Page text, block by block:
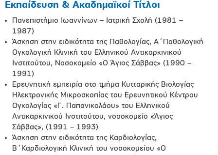
Εκπαίδευση & Ακαδημαϊκοί Τίτλοι
Πανεπιστήμιο Ιωαννίνων – Ιατρική Σχολή (1981 –
1987)
Άσκηση στην ειδικότητα της Παθολογίας, Α΄Παθολογική
Ογκολογική Κλινική του Ελληνικού Αντικαρκινικού
Ινστιτούτου, Νοσοκομείο «Ο Άγιος Σάββας» (1990 –
1991)
Ερευνητική εμπειρία στο τμήμα Κυτταρικής Βιολογίας
Ηλεκτρονικής Μικροσκοπίας του Ερευνητικού Κέντρου
Ογκολογίας «Γ. Παπανικολάου» του Ελληνικού
Αντικαρκινικού Ινστιτούτου, νοσοκομείο «Άγιος
Σάββας», (1991 – 1993)
Άσκηση στην ειδικότητα της Καρδιολογίας,
Β΄Καρδιολογική Κλινική του νοσοκομείου «Ο